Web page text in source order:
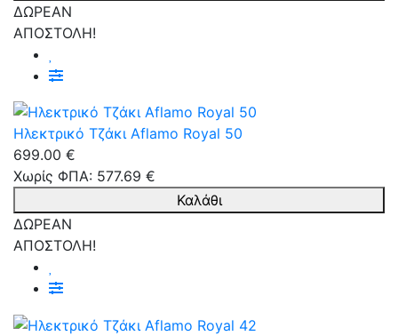
ΔΩΡΕΑΝ
ΑΠΟΣΤΟΛΗ!
Ηλεκτρικό Τζάκι Aflamo Royal 50
699.00 €
Χωρίς ΦΠΑ: 577.69 €
Καλάθι
ΔΩΡΕΑΝ
ΑΠΟΣΤΟΛΗ!